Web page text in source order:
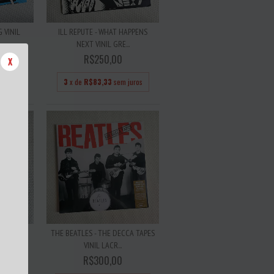
X
VINIL
ILL REPUTE - WHAT HAPPENS
NEXT VINIL GRE...
R$250,00
3 x de R$83,33 sem juros
VINIL
THE BEATLES - THE DECCA TAPES
VINIL LACR...
R$300,00